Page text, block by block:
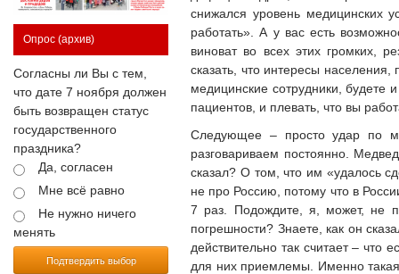
Опрос (архив)
Согласны ли Вы с тем,
что дате 7 ноября должен
быть возвращен статус
государственного
праздника?
Да, согласен
Мне всё равно
Не нужно ничего
менять
Подтвердить выбор
снижался уровень медицинских
работать». А у вас есть
виноват во всех этих громких,
сказать, что интересы
медицинские сотрудники, будете
пациентов, и плевать, что вы
Следующее – просто удар по
разговариваем постоянно.
сказал? О том, что им «удалось
не про Россию, потому что в
7 раз. Подождите, я, может, не
погрешности? Знаете, как он
действительно так считает – что
для них приемлемы. Именно